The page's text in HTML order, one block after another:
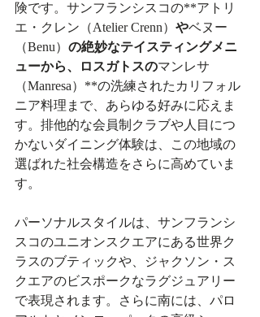
険です。サンフランシスコの**アトリ
エ・クレン（Atelier Crenn） やベヌー
（Benu） の絶妙なテイスティングメニ
ューから、ロスガトスのマンレサ
（Manresa）**の洗練されたカリフォル
ニア料理まで、あらゆる好みに応えま
す。排他的な会員制クラブや人目につ
かないダイニング体験は、この地域の
選ばれた社会構造をさらに高めていま
す。
パーソナルスタイルは、サンフランシ
スコのユニオンスクエアにある世界ク
ラスのブティックや、ジャクソン・ス
クエアのビスポークなラグジュアリー
で表現されます。さらに南には、パロ